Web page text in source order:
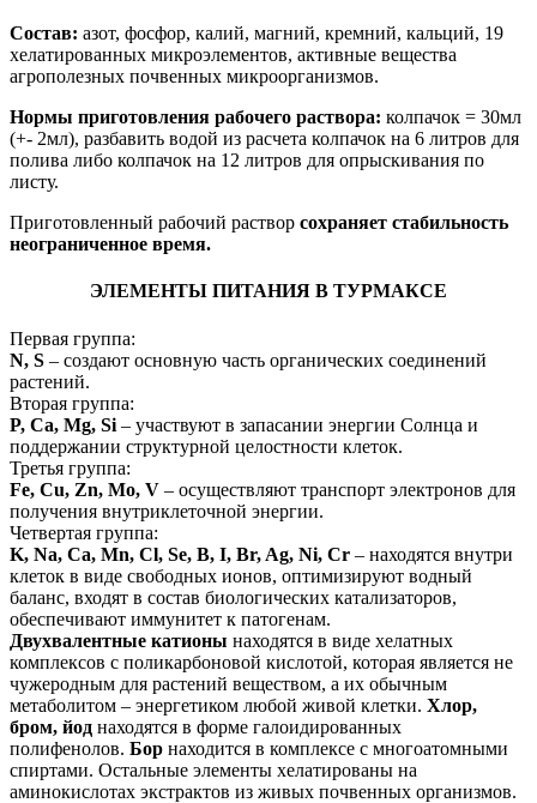
Состав: азот, фосфор, калий, магний, кремний, кальций, 19
хелатированных микроэлементов, активные вещества
агрополезных почвенных микроорганизмов.
Нормы приготовления рабочего раствора: колпачок = 30мл
(+- 2мл), разбавить водой из расчета колпачок на 6 литров для
полива либо колпачок на 12 литров для опрыскивания по
листу.
Приготовленный рабочий раствор сохраняет стабильность
неограниченное время.
ЭЛЕМЕНТЫ ПИТАНИЯ В ТУРМАКСЕ
Первая группа:
N, S – создают основную часть органических соединений
растений.
Вторая группа:
P, Ca, Mg, Si – участвуют в запасании энергии Солнца и
поддержании структурной целостности клеток.
Третья группа:
Fe, Cu, Zn, Mo, V – осуществляют транспорт электронов для
получения внутриклеточной энергии.
Четвертая группа:
K, Na, Ca, Mn, Cl, Se, B, I, Br, Ag, Ni, Cr – находятся внутри
клеток в виде свободных ионов, оптимизируют водный
баланс, входят в состав биологических катализаторов,
обеспечивают иммунитет к патогенам.
Двухвалентные катионы находятся в виде хелатных
комплексов с поликарбоновой кислотой, которая является не
чужеродным для растений веществом, а их обычным
метаболитом – энергетиком любой живой клетки. Хлор,
бром, йод находятся в форме галоидированных
полифенолов. Бор находится в комплексе с многоатомными
спиртами. Остальные элементы хелатированы на
аминокислотах экстрактов из живых почвенных организмов.